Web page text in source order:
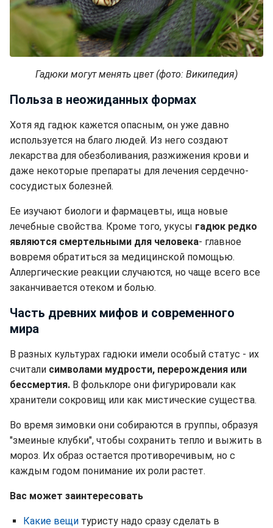
Гадюки могут менять цвет (фото: Википедия)
Польза в неожиданных формах
Хотя яд гадюк кажется опасным, он уже давно
используется на благо людей. Из него создают
лекарства для обезболивания, разжижения крови и
даже некоторые препараты для лечения сердечно-
сосудистых болезней.
Ее изучают биологи и фармацевты, ища новые
лечебные свойства. Кроме того, укусы гадюк редко
являются смертельными для человека- главное
вовремя обратиться за медицинской помощью.
Аллергические реакции случаются, но чаще всего все
заканчивается отеком и болью.
Часть древних мифов и современного
мира
В разных культурах гадюки имели особый статус - их
считали символами мудрости, перерождения или
бессмертия. В фольклоре они фигурировали как
хранители сокровищ или как мистические существа.
Во время зимовки они собираются в группы, образуя
"змеиные клубки", чтобы сохранить тепло и выжить в
мороз. Их образ остается противоречивым, но с
каждым годом понимание их роли растет.
Вас может заинтересовать
Какие вещи туристу надо сразу сделать в